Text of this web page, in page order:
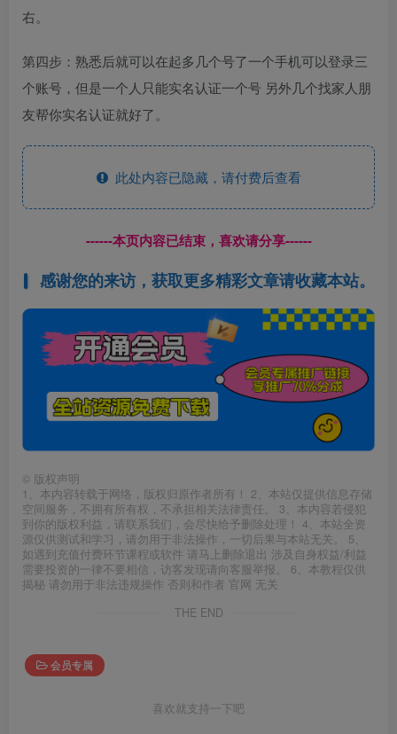
右。
第四步：熟悉后就可以在起多几个号了一个手机可以登录三
个账号，但是一个人只能实名认证一个号 另外几个找家人朋
友帮你实名认证就好了。
此处内容已隐藏，请付费后查看
------本页内容已结束，喜欢请分享------
感谢您的来访，获取更多精彩文章请收藏本站。
© 版权声明
1、本内容转载于网络，版权归原作者所有！ 2、本站仅提供信息存储
空间服务，不拥有所有权，不承担相关法律责任。 3、本内容若侵犯
到你的版权利益，请联系我们，会尽快给予删除处理！ 4、本站全资
源仅供测试和学习，请勿用于非法操作，一切后果与本站无关。 5、
如遇到充值付费环节课程或软件 请马上删除退出 涉及自身权益/利益
需要投资的一律不要相信，访客发现请向客服举报。 6、本教程仅供
揭秘 请勿用于非法违规操作 否则和作者 官网 无关
THE END
会员专属
喜欢就支持一下吧